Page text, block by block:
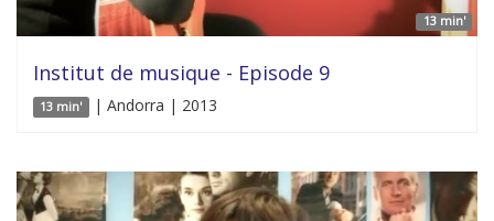
13 min'
Institut de musique - Episode 9
13 min' | Andorra | 2013